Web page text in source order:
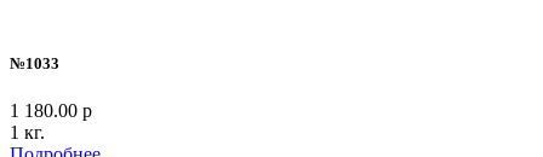
№1033
1 180.00 р
1 кг.